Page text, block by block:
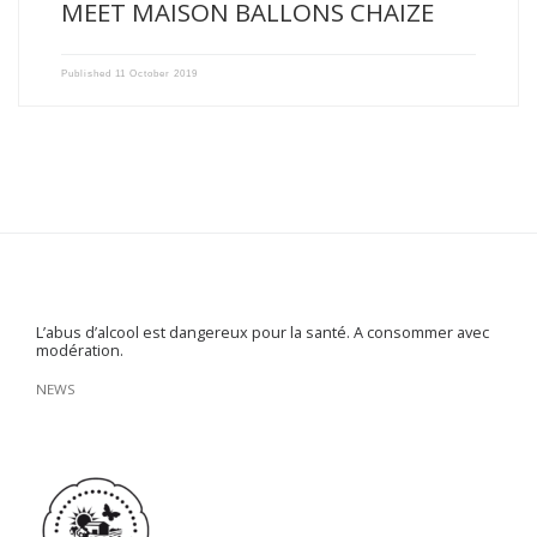
MEET MAISON BALLONS CHAIZE
Published 11 October 2019
L’abus d’alcool est dangereux pour la santé. A consommer avec
modération.
NEWS